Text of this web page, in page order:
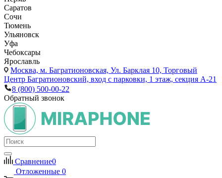
Саратов
Сочи
Тюмень
Ульяновск
Уфа
Чебоксары
Ярославль
Москва, м. Багратионовская, Ул. Барклая 10, Торговый
Центр Багратионовский, вход с парковки, 1 этаж, секция А-21
8 (800) 500-00-22
Обратный звонок
Сравнение0
Отложенные 0